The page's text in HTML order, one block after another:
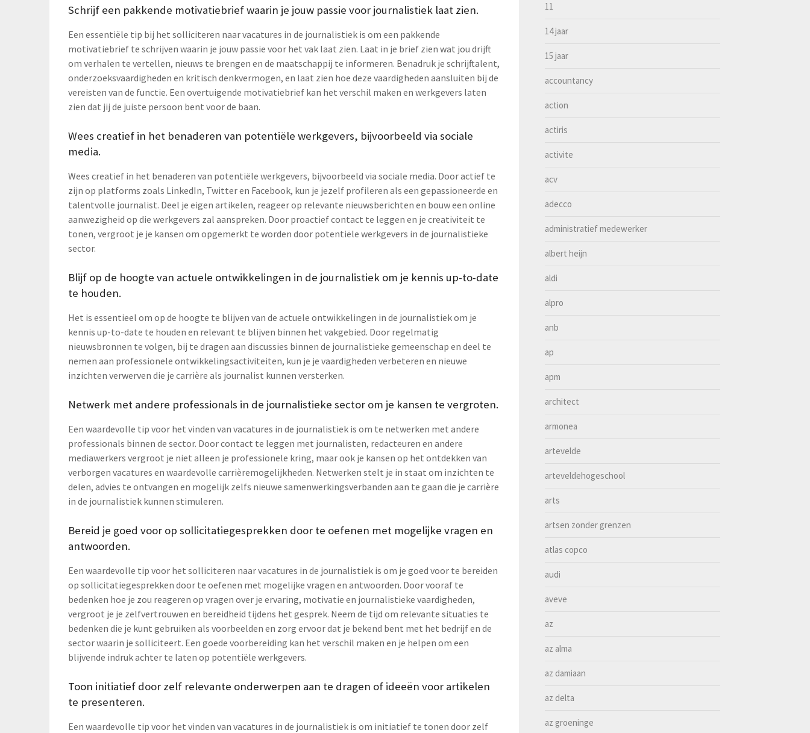
Schrijf een pakkende motivatiebrief waarin je jouw passie voor journalistiek laat zien.
Een essentiële tip bij het solliciteren naar vacatures in de journalistiek is om een pakkende
motivatiebrief te schrijven waarin je jouw passie voor het vak laat zien. Laat in je brief zien wat jou drijft
om verhalen te vertellen, nieuws te brengen en de maatschappij te informeren. Benadruk je schrijftalent,
onderzoeksvaardigheden en kritisch denkvermogen, en laat zien hoe deze vaardigheden aansluiten bij de
vereisten van de functie. Een overtuigende motivatiebrief kan het verschil maken en werkgevers laten
zien dat jij de juiste persoon bent voor de baan.
Wees creatief in het benaderen van potentiële werkgevers, bijvoorbeeld via sociale
media.
Wees creatief in het benaderen van potentiële werkgevers, bijvoorbeeld via sociale media. Door actief te
zijn op platforms zoals LinkedIn, Twitter en Facebook, kun je jezelf profileren als een gepassioneerde en
talentvolle journalist. Deel je eigen artikelen, reageer op relevante nieuwsberichten en bouw een online
aanwezigheid op die werkgevers zal aanspreken. Door proactief contact te leggen en je creativiteit te
tonen, vergroot je je kansen om opgemerkt te worden door potentiële werkgevers in de journalistieke
sector.
Blijf op de hoogte van actuele ontwikkelingen in de journalistiek om je kennis up-to-date
te houden.
Het is essentieel om op de hoogte te blijven van de actuele ontwikkelingen in de journalistiek om je
kennis up-to-date te houden en relevant te blijven binnen het vakgebied. Door regelmatig
nieuwsbronnen te volgen, bij te dragen aan discussies binnen de journalistieke gemeenschap en deel te
nemen aan professionele ontwikkelingsactiviteiten, kun je je vaardigheden verbeteren en nieuwe
inzichten verwerven die je carrière als journalist kunnen versterken.
Netwerk met andere professionals in de journalistieke sector om je kansen te vergroten.
Een waardevolle tip voor het vinden van vacatures in de journalistiek is om te netwerken met andere
professionals binnen de sector. Door contact te leggen met journalisten, redacteuren en andere
mediawerkers vergroot je niet alleen je professionele kring, maar ook je kansen op het ontdekken van
verborgen vacatures en waardevolle carrièremogelijkheden. Netwerken stelt je in staat om inzichten te
delen, advies te ontvangen en mogelijk zelfs nieuwe samenwerkingsverbanden aan te gaan die je carrière
in de journalistiek kunnen stimuleren.
Bereid je goed voor op sollicitatiegesprekken door te oefenen met mogelijke vragen en
antwoorden.
Een waardevolle tip voor het solliciteren naar vacatures in de journalistiek is om je goed voor te bereiden
op sollicitatiegesprekken door te oefenen met mogelijke vragen en antwoorden. Door vooraf te
bedenken hoe je zou reageren op vragen over je ervaring, motivatie en journalistieke vaardigheden,
vergroot je je zelfvertrouwen en bereidheid tijdens het gesprek. Neem de tijd om relevante situaties te
bedenken die je kunt gebruiken als voorbeelden en zorg ervoor dat je bekend bent met het bedrijf en de
sector waarin je solliciteert. Een goede voorbereiding kan het verschil maken en je helpen om een
blijvende indruk achter te laten op potentiële werkgevers.
Toon initiatief door zelf relevante onderwerpen aan te dragen of ideeën voor artikelen
te presenteren.
Een waardevolle tip voor het vinden van vacatures in de journalistiek is om initiatief te tonen door zelf
11
14 jaar
15 jaar
accountancy
action
actiris
activite
acv
adecco
administratief medewerker
albert heijn
aldi
alpro
anb
ap
apm
architect
armonea
artevelde
arteveldehogeschool
arts
artsen zonder grenzen
atlas copco
audi
aveve
az
az alma
az damiaan
az delta
az groeninge